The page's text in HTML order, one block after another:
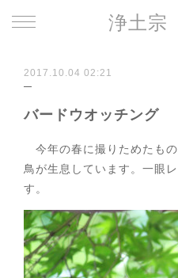
浄土
2017.10.04 02:21
バードウオッチング
今年の春に撮りためたも
鳥が生息しています。一眼
す。